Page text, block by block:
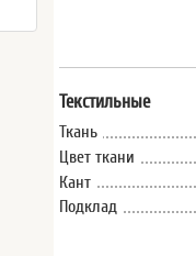
Текстильные
Ткань
Цвет ткани
Кант
Подклад